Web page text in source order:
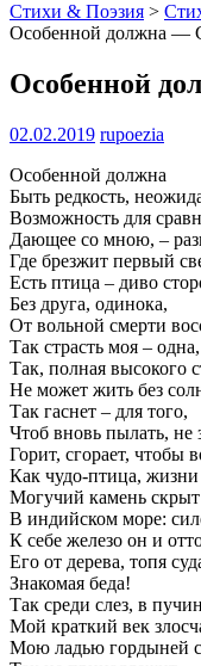
Стихи & Поэзия >
Особенной должна —
Особенной
02.02.2019 rupoezia
Особенной должна
Быть редкость,
Возможность для
Дающее со мною, –
Где брезжит первый
Есть птица – диво
Без друга, одинока,
От вольной смерти
Так страсть моя – одна,
Так, полная высокого
Не может жить без
Так гаснет – для того,
Чтоб вновь пылать, не
Горит, сгорает, чтобы
Как чудо-птица,
Могучий камень скрыт
В индийском море:
К себе железо он и
Его от дерева, топя
Знакомая беда!
Так среди слез, в
Мой краткий век
Мою ладью гордыней